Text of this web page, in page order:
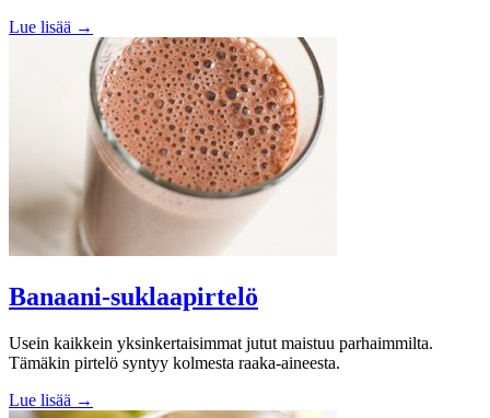
Lue lisää →
Banaani-suklaapirtelö
Usein kaikkein yksinkertaisimmat jutut maistuu parhaimmilta.
Tämäkin pirtelö syntyy kolmesta raaka-aineesta.
Lue lisää →